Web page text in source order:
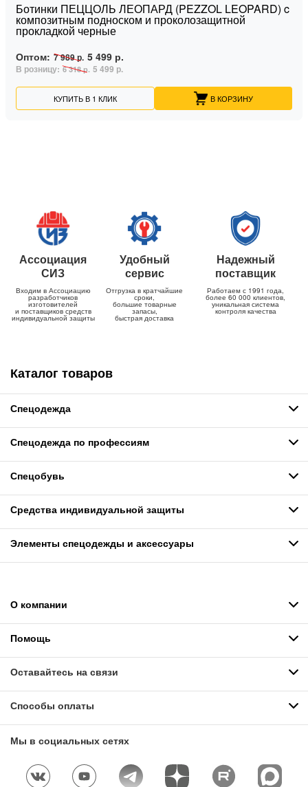
Ботинки ПЕЦЦОЛЬ ЛЕОПАРД (PEZZOL LEOPARD) c
композитным подноском и проколозащитной
прокладкой черные
Оптом: 7 989 р. 5 499 р.
В розницу: 6 318 р. 5 499 р.
КУПИТЬ В 1 КЛИК В КОРЗИНУ
Ассоциация
СИЗ
Входим в Ассоциацию
разработчиков
изготовителей
и поставщиков средств
индивидуальной защиты
Удобный
сервис
Отгрузка в кратчайшие
сроки,
большие товарные
запасы,
быстрая доставка
Надежный
поставщик
Работаем с 1991 года,
более 60 000 клиентов,
уникальная система
контроля качества
Каталог товаров
Спецодежда
Спецодежда по профессиям
Спецобувь
Средства индивидуальной защиты
Элементы спецодежды и аксессуары
О компании
Помощь
Оставайтесь на связи
Способы оплаты
Мы в социальных сетях